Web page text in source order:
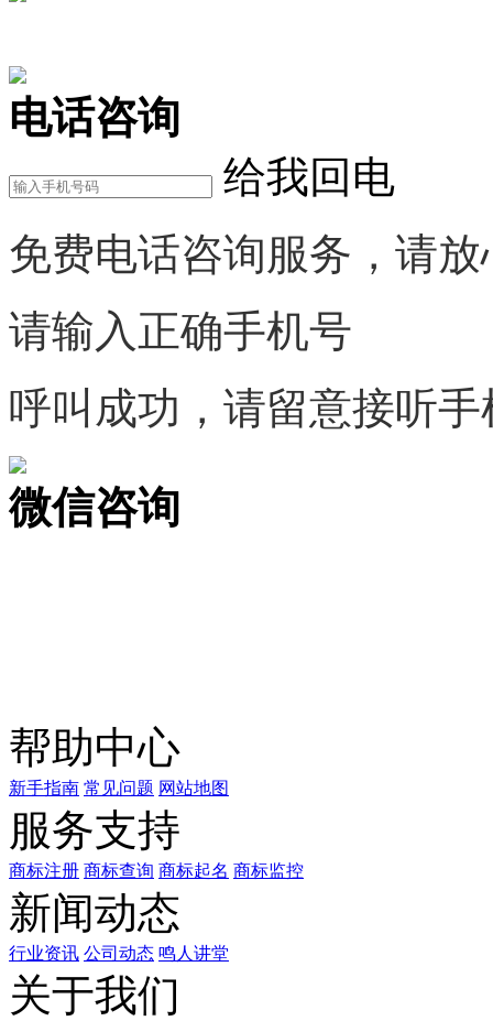
电话咨询
给我回电
免费电话咨询服务，请放
请输入正确手机号
呼叫成功，请留意接听手
微信咨询
帮助中心
新手指南 常见问题 网站地图
服务支持
商标注册 商标查询 商标起名 商标监控
新闻动态
行业资讯 公司动态 鸣人讲堂
关于我们